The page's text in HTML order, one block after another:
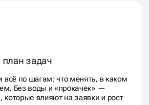
задач
всё по шагам: что менять, в каком
Без воды и «прокачек» —
которые влияют на заявки и рост